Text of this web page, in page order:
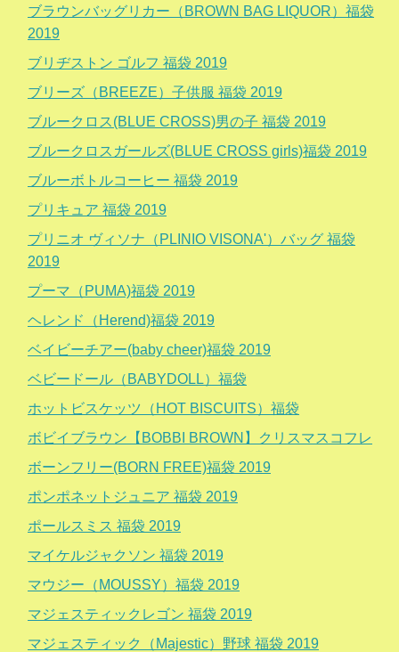
ブラウンバッグリカー（BROWN BAG LIQUOR）福袋
2019
ブリヂストン ゴルフ 福袋 2019
ブリーズ（BREEZE）子供服 福袋 2019
ブルークロス(BLUE CROSS)男の子 福袋 2019
ブルークロスガールズ(BLUE CROSS girls)福袋 2019
ブルーボトルコーヒー 福袋 2019
プリキュア 福袋 2019
プリニオ ヴィソナ（PLINIO VISONA'）バッグ 福袋
2019
プーマ（PUMA)福袋 2019
ヘレンド（Herend)福袋 2019
ベイビーチアー(baby cheer)福袋 2019
ベビードール（BABYDOLL）福袋
ホットビスケッツ（HOT BISCUITS）福袋
ボビイブラウン【BOBBI BROWN】クリスマスコフレ
ボーンフリー(BORN FREE)福袋 2019
ポンポネットジュニア 福袋 2019
ポールスミス 福袋 2019
マイケルジャクソン 福袋 2019
マウジー（MOUSSY）福袋 2019
マジェスティックレゴン 福袋 2019
マジェスティック（Majestic）野球 福袋 2019